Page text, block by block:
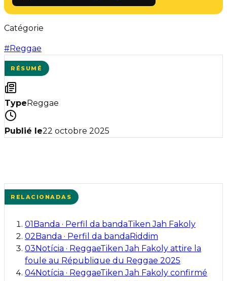
Catégorie
#Reggae
RÉSUMÉ
Type Reggae
Publié le22 octobre 2025
RELACIONADAS
01 Banda · Perfil da bandaTiken Jah Fakoly
02 Banda · Perfil da banda Riddim
03 Notícia · ReggaeTiken Jah Fakoly attire la
foule au République du Reggae 2025
04Notícia · ReggaeTiken Jah Fakoly confirmé